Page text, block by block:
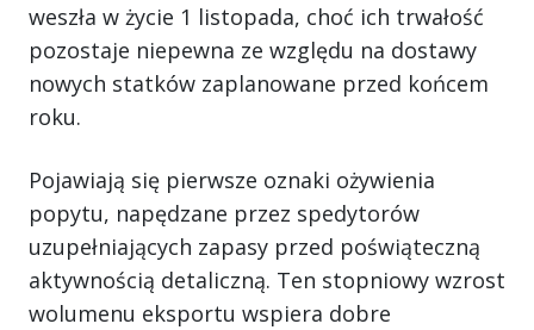
weszła w życie 1 listopada, choć ich trwałość
pozostaje niepewna ze względu na dostawy
nowych statków zaplanowane przed końcem
roku.
Pojawiają się pierwsze oznaki ożywienia
popytu, napędzane przez spedytorów
uzupełniających zapasy przed poświąteczną
aktywnością detaliczną. Ten stopniowy wzrost
wolumenu eksportu wspiera dobre